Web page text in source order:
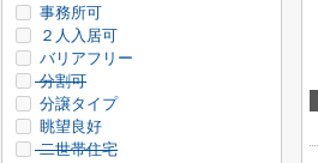
事務所可
２人入居可
バリアフリー
分割可
分譲タイプ
眺望良好
二世帯住宅